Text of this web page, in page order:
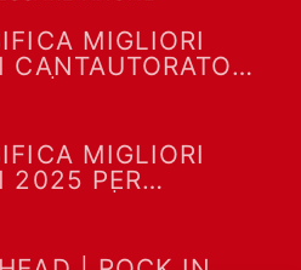
MIGLIORI
CANTAUTORATO
MIGLIORI
2025 PER